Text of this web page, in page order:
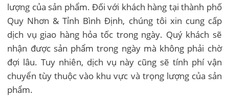
lượng của sản phẩm. Đối với khách hàng tại thành phố
Quy Nhơn & Tỉnh Bình Định, chúng tôi xin cung cấp
dịch vụ giao hàng hỏa tốc trong ngày. Quý khách sẽ
nhận được sản phẩm trong ngày mà không phải chờ
đợi lâu. Tuy nhiên, dịch vụ này cũng sẽ tính phí vận
chuyển tùy thuộc vào khu vực và trọng lượng của sản
phẩm.